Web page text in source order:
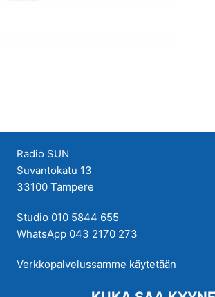
Radio SUN
Suvantokatu 13
33100 Tampere
Studio 010 5844 655
WhatsApp 043 2170 273
Verkkopalvelussamme käytetään